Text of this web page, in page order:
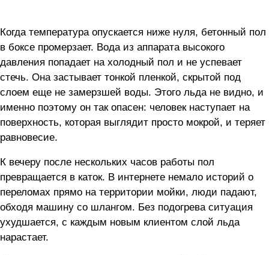
Когда температура опускается ниже нуля, бетонный пол
в боксе промерзает. Вода из аппарата высокого
давления попадает на холодный пол и не успевает
стечь. Она застывает тонкой пленкой, скрытой под
слоем еще не замерзшей воды. Этого льда не видно, и
именно поэтому он так опасен: человек наступает на
поверхность, которая выглядит просто мокрой, и теряет
равновесие.
К вечеру после нескольких часов работы пол
превращается в каток. В интернете немало историй о
переломах прямо на территории мойки, люди падают,
обходя машину со шлангом. Без подогрева ситуация
ухудшается, с каждым новым клиентом слой льда
нарастает.